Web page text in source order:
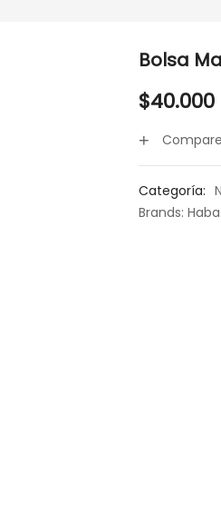
Bolsa
$40.000
Compare
Categoría:
Brands: Haba